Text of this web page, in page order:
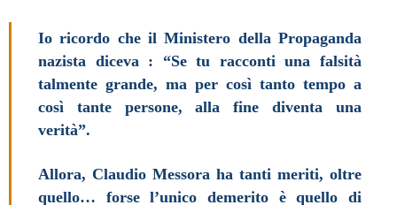
Io ricordo che il Ministero della Propaganda
nazista diceva : “Se tu racconti una falsità
talmente grande, ma per così tanto tempo a
così tante persone, alla fine diventa una
verità”.
Allora, Claudio Messora ha tanti meriti, oltre
quello… forse l’unico demerito è quello di